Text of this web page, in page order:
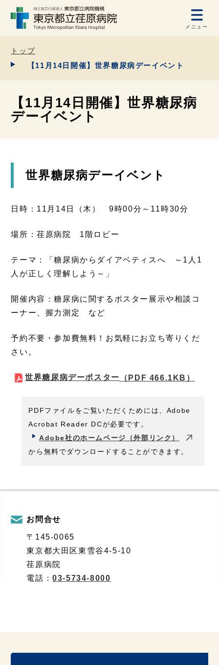
メニュー
トップ
【11月14日開催】世界糖尿病デーイベント
【11月14日開催】世界糖尿病
デーイベント
世界糖尿病デーイベント
日時：11月14日（木） 9時00分～11時30分
場所：荏原病院 1階ロビー
テーマ：「糖尿病からダイアベティスへ ～1人1
人が正しく理解しよう～」
開催内容：糖尿病に関するポスター展示や相談コ
ーナー、握力測定 など
予約不要・参加費無料！お気軽にお立ち寄りくだ
さい。
世界糖尿病デーポスター （PDF 466.1KB）
PDFファイルをご覧いただくためには、Adobe
Acrobat Reader DCが必要です。
Adobe社のホームページ（外部リンク）
から無料でダウンロードすることができます。
お問合せ
〒145-0065
東京都大田区東雪谷4-5-10
荏原病院
電話：03-5734-8000